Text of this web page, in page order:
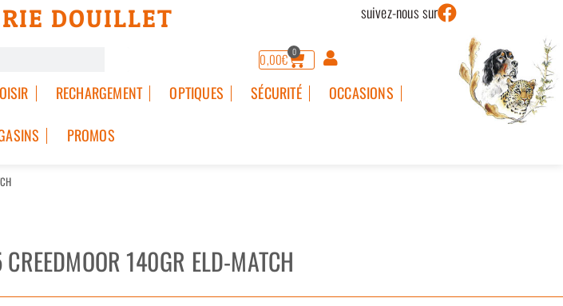
suivez-nous sur
DOUILLET
0,00€ 0
RECHARGEMENT OPTIQUES SÉCURITÉ OCCASIONS
PROMOS
140GR ELD-MATCH